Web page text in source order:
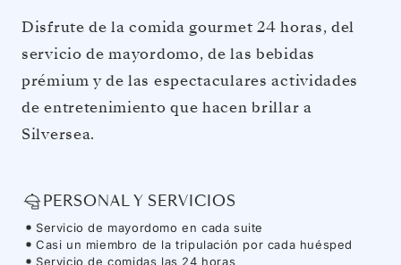
Disfrute de la comida gourmet 24 horas, del
servicio de mayordomo, de las bebidas
prémium y de las espectaculares actividades
de entretenimiento que hacen brillar a
Silversea.
PERSONAL Y SERVICIOS
Servicio de mayordomo en cada suite
Casi un miembro de la tripulación por cada huésped
Servicio de comidas las 24 horas